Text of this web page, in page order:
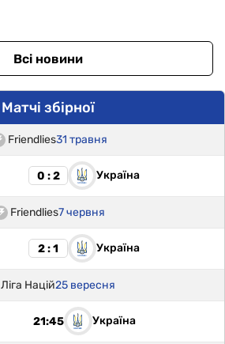
Всі новини
Матчі збірної
Friendlies31 травня
0 : 2 Україна
Friendlies7 червня
2 : 1 Україна
Ліга Націй25 вересня
21:45 Україна